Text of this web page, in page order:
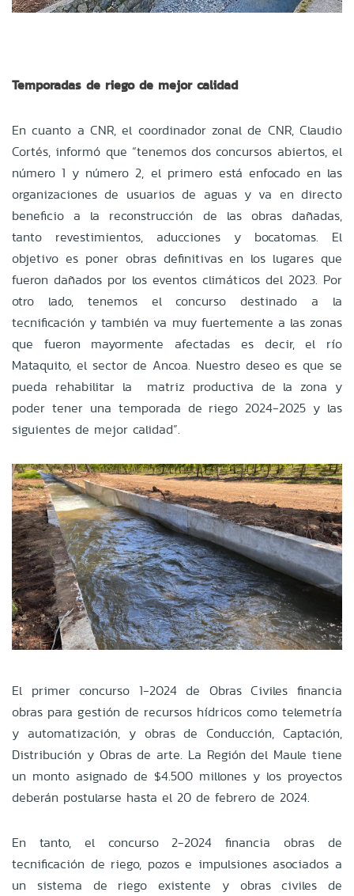
Temporadas de riego de mejor calidad
En cuanto a CNR, el coordinador zonal de CNR, Claudio
Cortés, informó que “tenemos dos concursos abiertos, el
número 1 y número 2, el primero está enfocado en las
organizaciones de usuarios de aguas y va en directo
beneficio a la reconstrucción de las obras dañadas,
tanto revestimientos, aducciones y bocatomas. El
objetivo es poner obras definitivas en los lugares que
fueron dañados por los eventos climáticos del 2023. Por
otro lado, tenemos el concurso destinado a la
tecnificación y también va muy fuertemente a las zonas
que fueron mayormente afectadas es decir, el río
Mataquito, el sector de Ancoa. Nuestro deseo es que se
pueda rehabilitar la matriz productiva de la zona y
poder tener una temporada de riego 2024-2025 y las
siguientes de mejor calidad”.
El primer concurso 1-2024 de Obras Civiles financia
obras para gestión de recursos hídricos como telemetría
y automatización, y obras de Conducción, Captación,
Distribución y Obras de arte. La Región del Maule tiene
un monto asignado de $4.500 millones y los proyectos
deberán postularse hasta el 20 de febrero de 2024.
En tanto, el concurso 2-2024 financia obras de
tecnificación de riego, pozos e impulsiones asociados a
un sistema de riego existente y obras civiles de